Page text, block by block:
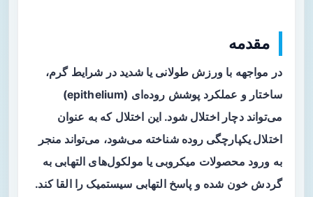
مقدمه
در مواجهه با ورزش طولانی یا شدید در شرایط گرم،
ساختار و عملکرد پوشش روده‌ای (epithelium)
می‌تواند دچار اختلال شود. این اختلال که به عنوان
اختلال یکپارچگی روده شناخته می‌شود، می‌تواند منجر
به ورود محصولات میکروبی یا مولکول‌های التهابی به
گردش خون شده و پاسخ التهابی سیستمیک را القا کند.